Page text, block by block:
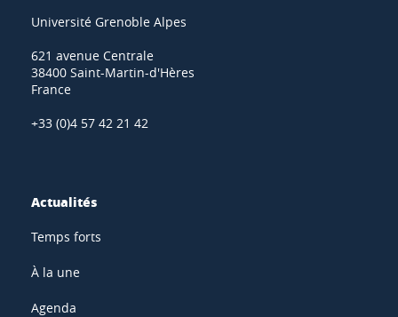
Université Grenoble Alpes
621 avenue Centrale
38400 Saint-Martin-d'Hères
France
+33 (0)4 57 42 21 42
Actualités
Temps forts
À la une
Agenda